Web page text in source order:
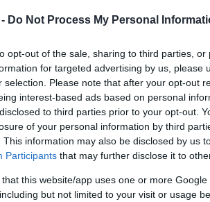
Do Not Process My Personal
opt-out of the sale, sharing to third parties,
for targeted advertising by us, please
selection. Please note that after your opt-out
interest-based ads based on personal
to third parties prior to your opt-out.
of your personal information by third
This information may also be disclosed by us
Participants that may further disclose it to
that this website/app uses one or more
but not limited to your visit or usage